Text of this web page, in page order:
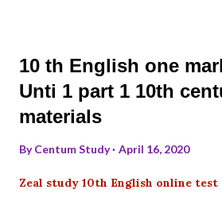
10 th English one
Unti 1 part 1 10th
materials
ByCentum Study April 16, 2020
Zeal study 10th English online